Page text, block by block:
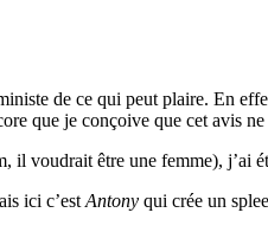
de ce qui peut plaire. En
que je conçoive que cet avis
il voudrait être une femme), j’ai
ici c’est Antony qui crée un